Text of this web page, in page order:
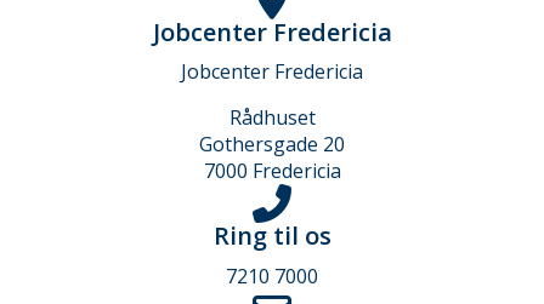
Jobcenter Fredericia
Jobcenter Fredericia
Rådhuset
Gothersgade 20
7000 Fredericia
Ring til os
7210 7000